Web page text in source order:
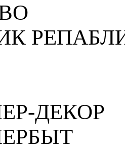
ДЕКОР